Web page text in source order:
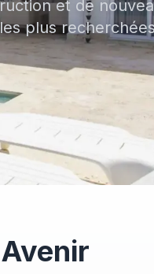
et de
plus